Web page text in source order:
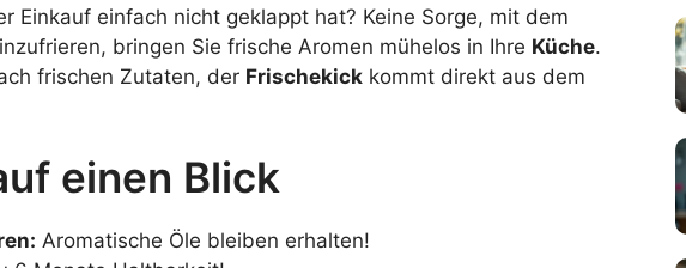
Einkauf einfach nicht geklappt hat? Keine Sorge, mit dem
bringen Sie frische Aromen mühelos in Ihre Küche.
frischen Zutaten, der Frischekick kommt direkt aus dem
einen Blick
Aromatische Öle bleiben erhalten!